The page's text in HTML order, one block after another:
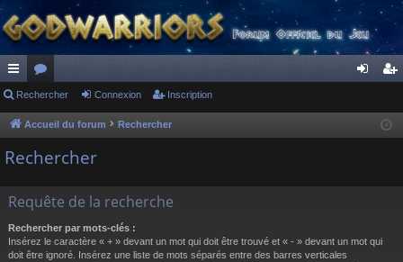
ac
co
ur
s
or
u
m
cri
Rechercher Connexion Inscription
Accueil du forum Rechercher
Rechercher
Requête de la recherche
Rechercher par mots-clés :
Insérez le caractère « + » devant un mot qui doit être trouvé et « - » devant un mot qui
doit être ignoré. Insérez une liste de mots séparés entre des barres verticales